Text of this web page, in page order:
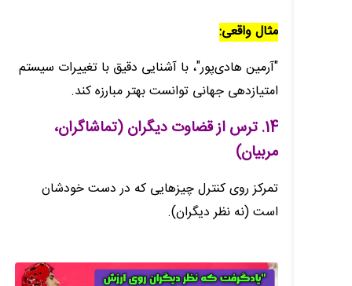
مثال واقعی:
"آرمین هادی‌پور"، با آشنایی دقیق با تغییرات سیستم
امتیازدهی جهانی توانست بهتر مبارزه کند.
14. ترس از قضاوت دیگران (تماشاگران،
مربیان)
تمرکز روی کنترل چیزهایی که در دست خودشان
است (نه نظر دیگران).